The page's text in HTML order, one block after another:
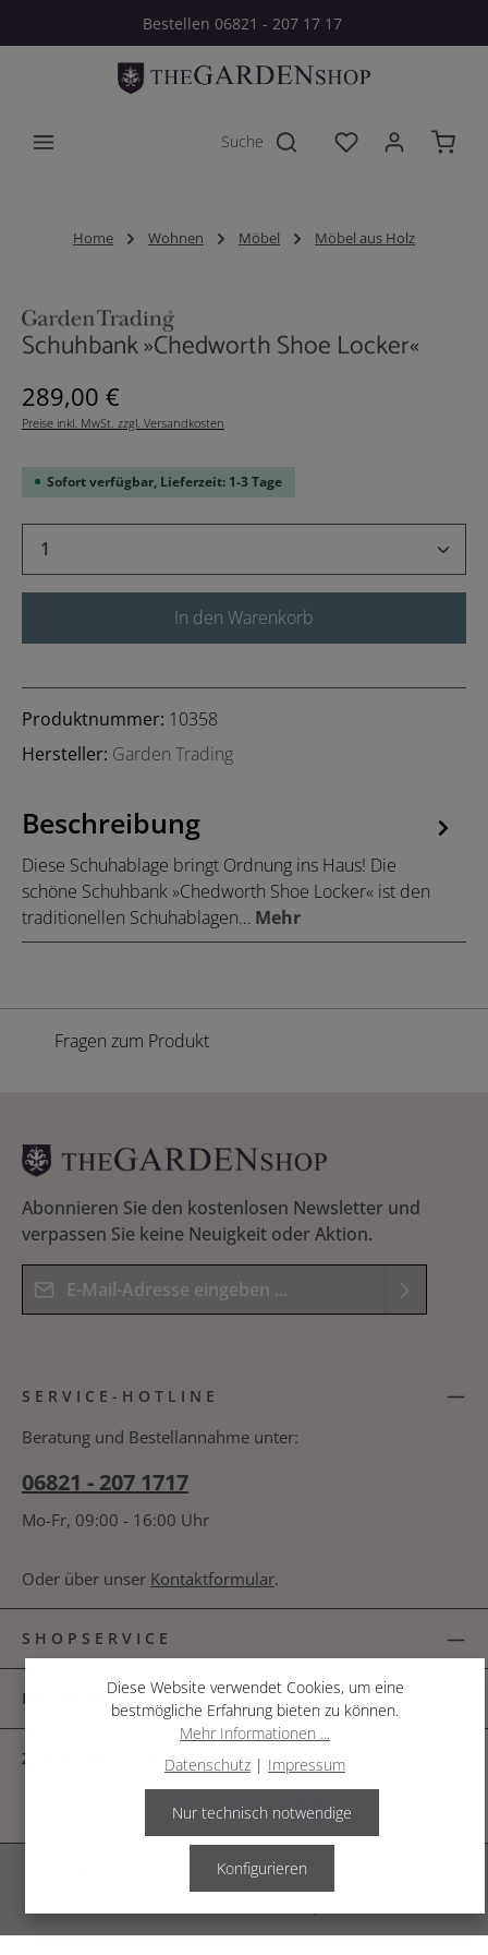
Zum Hauptinhalt springenBestellen 06821 - 207 17 17
Du hast 0
Home Wohnen Möbel Möbel aus Holz
Schuhbank »Chedworth Shoe Locker«
Regulärer Preis:
289,00 €
Preise inkl. MwSt. zzgl. Versandkosten
Sofort verfügbar, Lieferzeit: 1-3 Tage
Produkt Anzahl: Gib den gewünschten
In den Warenkorb
Produktnummer: 10358
Hersteller: Garden Trading
Beschreibung
Diese Schuhablage bringt Ordnung ins Haus! Die
schöne Schuhbank »Chedworth Shoe Locker« ist den
traditionellen Schuhablagen… Mehr
Fragen zum Produkt
Abonnieren Sie den kostenlosen Newsletter und
verpassen Sie keine Neuigkeit oder Aktion.
E-Mail-Adresse*
Kenntnis genommen und die
Bitte geben Sie das Ergebnis der Gleichung in das
nachfolgende Textfeld ein. *
SERVICE-HOTLINE
Beratung und Bestellannahme unter:
06821 - 207 1717
Mo-Fr, 09:00 - 16:00 Uhr
Oder über unser Kontaktformular.
SHOPSERVICE
INFORMATIONEN
ZAHLUNGSARTEN
Alle Preise inkl. gesetzl. Mehrwertsteuer zzgl.
Diese Website verwendet Cookies, um eine
bestmögliche Erfahrung bieten zu können.
Mehr Informationen ...
Datenschutz | Impressum
Nur technisch notwendige
Konfigurieren